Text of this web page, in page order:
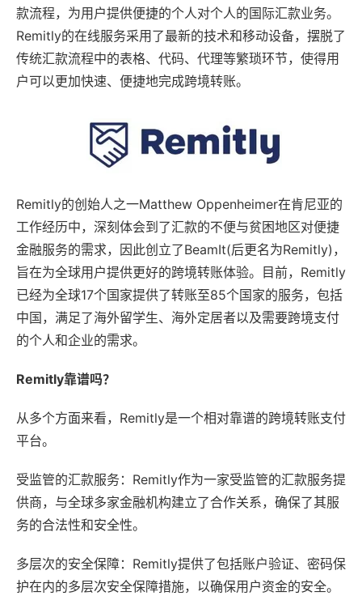
款流程，为用户提供便捷的个人对个人的国际汇款业务。
Remitly的在线服务采用了最新的技术和移动设备，摆脱了
传统汇款流程中的表格、代码、代理等繁琐环节，使得用
户可以更加快速、便捷地完成跨境转账。
Remitly的创始人之一Matthew Oppenheimer在肯尼亚的
工作经历中，深刻体会到了汇款的不便与贫困地区对便捷
金融服务的需求，因此创立了BeamIt(后更名为Remitly)，
旨在为全球用户提供更好的跨境转账体验。目前，Remitly
已经为全球17个国家提供了转账至85个国家的服务，包括
中国，满足了海外留学生、海外定居者以及需要跨境支付
的个人和企业的需求。
Remitly靠谱吗？
从多个方面来看，Remitly是一个相对靠谱的跨境转账支付
平台。
受监管的汇款服务：Remitly作为一家受监管的汇款服务提
供商，与全球多家金融机构建立了合作关系，确保了其服
务的合法性和安全性。
多层次的安全保障：Remitly提供了包括账户验证、密码保
护在内的多层次安全保障措施，以确保用户资金的安全。